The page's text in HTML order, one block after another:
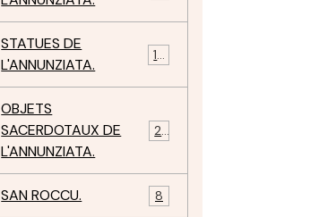
STATUES DE
L'ANNUNZIATA.
15
OBJETS
SACERDOTAUX DE
L'ANNUNZIATA.
24
SAN ROCCU. 8